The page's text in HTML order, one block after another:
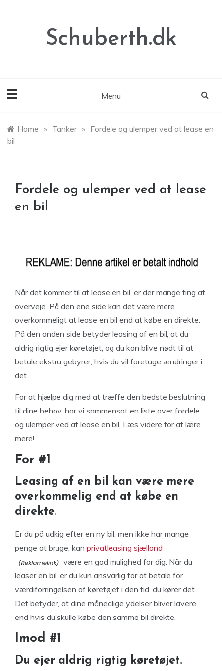
Schuberth.dk
Menu
Home » Tanker » Fordele og ulemper ved at lease en
bil
Fordele og ulemper ved at lease
en bil
Når det kommer til at lease en bil, er der mange ting at
overveje. På den ene side kan det være mere
overkommeligt at lease en bil end at købe en direkte.
På den anden side betyder leasing af en bil, at du
aldrig rigtig ejer køretøjet, og du kan blive nødt til at
betale ekstra gebyrer, hvis du vil foretage ændringer i
det.
For at hjælpe dig med at træffe den bedste beslutning
til dine behov, har vi sammensat en liste over fordele
og ulemper ved at lease en bil. Læs videre for at lære
mere!
For #1
Leasing af en bil kan være mere
overkommelig end at købe en
direkte.
Er du på udkig efter en ny bil, men ikke har mange
penge at bruge, kan privatleasing sjælland
være en god mulighed for dig. Når du
leaser en bil, er du kun ansvarlig for at betale for
værdiforringelsen af ​​køretøjet i den tid, du kører det.
Det betyder, at dine månedlige ydelser bliver lavere,
end hvis du skulle købe den samme bil direkte.
Imod #1
Du ejer aldrig rigtig køretøjet.